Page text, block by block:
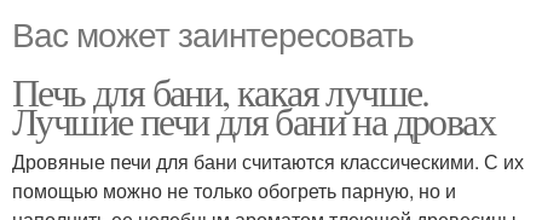
Вас может заинтересовать
Печь для бани, какая лучше.
Лучшие печи для бани на дровах
Дровяные печи для бани считаются классическими. С их
помощью можно не только обогреть парную, но и